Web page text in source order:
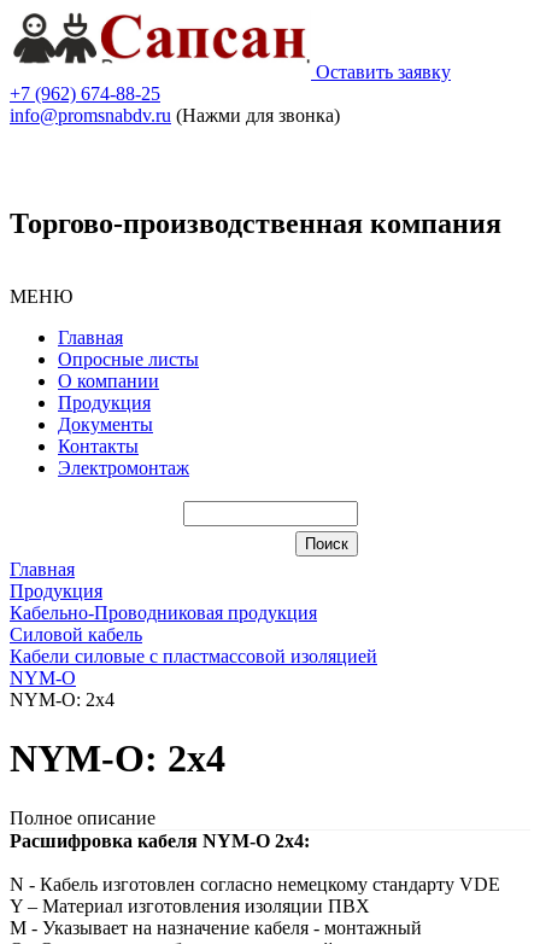
Оставить заявку
+7 (962) 674-88-25
info@promsnabdv.ru (Нажми для звонка)
Торгово-производственная компания
МЕНЮ
Главная
Опросные листы
О компании
Продукция
Документы
Контакты
Электромонтаж
Главная
Продукция
Кабельно-Проводниковая продукция
Силовой кабель
Кабели силовые с пластмассовой изоляцией
NYM-O
NYM-O: 2x4
NYM-O: 2x4
Полное описание
Расшифровка кабеля NYM-O 2х4:
N - Кабель изготовлен согласно немецкому стандарту VDE
Y – Материал изготовления изоляции ПВХ
M - Указывает на назначение кабеля - монтажный